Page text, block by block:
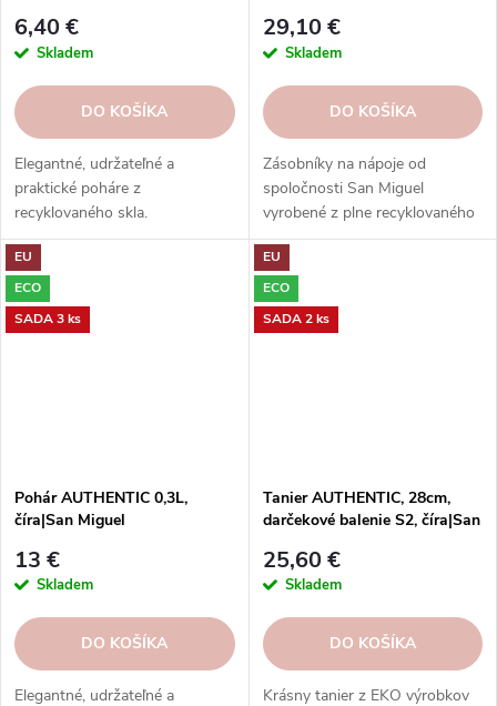
6,40 €
Skladem
DO KOŠÍKA
Elegantné, udržateľné a
praktické poháre z
recyklovaného skla.
Preskúmajte našu kolekciu ešte
dnes a nájdite tie správne kúsky
pre svoj domov!
29,10 €
Skladem
DO KOŠÍKA
Zásobníky na nápoje od
spoločnosti San Miguel
vyrobené z plne recyklovaného
skla. Elegantný a praktický
doplnok do domácnosti.
EU
ECO
SADA 3 ks
Pohár AUTHENTIC 0,3L,
číra|San Miguel
13 €
Skladem
DO KOŠÍKA
Elegantné, udržateľné a
EU
ECO
SADA 2 ks
Tanier AUTHENTIC, 28cm,
darčekové balenie S2, číra|San
25,60 €
Skladem
DO KOŠÍKA
Krásny tanier z EKO výrobkov